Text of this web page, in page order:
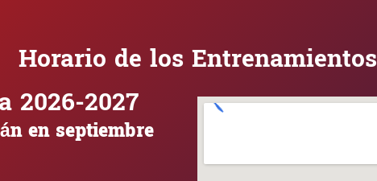
Horario de los Entrenamientos
2026-2027
en septiembre